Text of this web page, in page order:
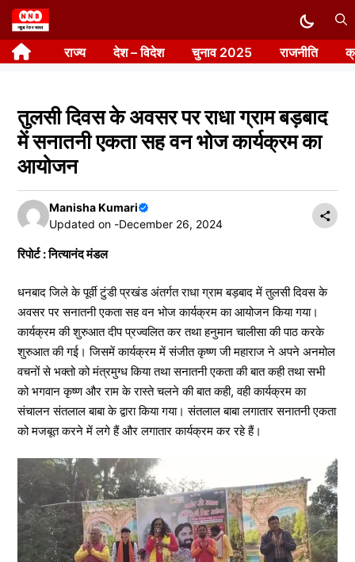
Skip
to
content राज्य देश – विदेश चुनाव 2025 राजनीति
तुलसी दिवस के अवसर पर राधा ग्राम बड़बाद
में सनातनी एकता सह वन भोज कार्यक्रम का
आयोजन
Manisha Kumari
Updated on -December 26, 2024
रिपोर्ट : नित्यानंद मंडल
धनबाद जिले के पूर्वी टुंडी प्रखंड अंतर्गत राधा ग्राम बड़बाद में तुलसी दिवस के
अवसर पर सनातनी एकता सह वन भोज कार्यक्रम का आयोजन किया गया।
कार्यक्रम की शुरुआत दीप प्रज्वलित कर तथा हनुमान चालीसा की पाठ करके
शुरुआत की गई। जिसमें कार्यक्रम में संजीत कृष्ण जी महाराज ने अपने अनमोल
वचनों से भक्तो को मंत्रमुग्ध किया तथा सनातनी एकता की बात कही तथा सभी
को भगवान कृष्ण और राम के रास्ते चलने की बात कही, वही कार्यक्रम का
संचालन संतलाल बाबा के द्वारा किया गया। संतलाल बाबा लगातार सनातनी एकता
को मजबूत करने में लगे हैं और लगातार कार्यक्रम कर रहे हैं।